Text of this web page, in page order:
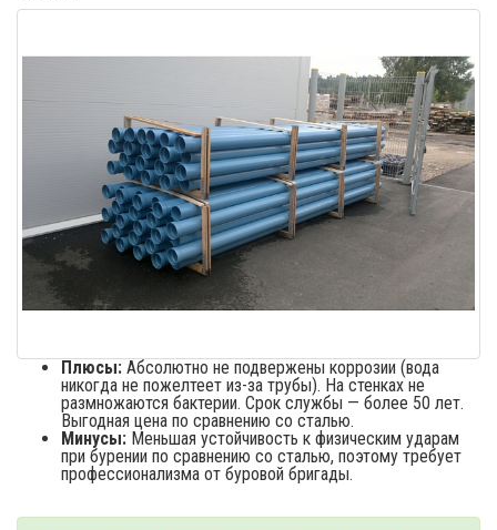
Плюсы: Абсолютно не подвержены коррозии (вода
никогда не пожелтеет из-за трубы). На стенках не
размножаются бактерии. Срок службы — более 50 лет.
Выгодная цена по сравнению со сталью.
Минусы: Меньшая устойчивость к физическим ударам
при бурении по сравнению со сталью, поэтому требует
профессионализма от буровой бригады.